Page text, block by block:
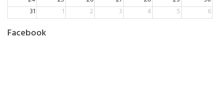
31
1 2 3 4 5 6
Facebook